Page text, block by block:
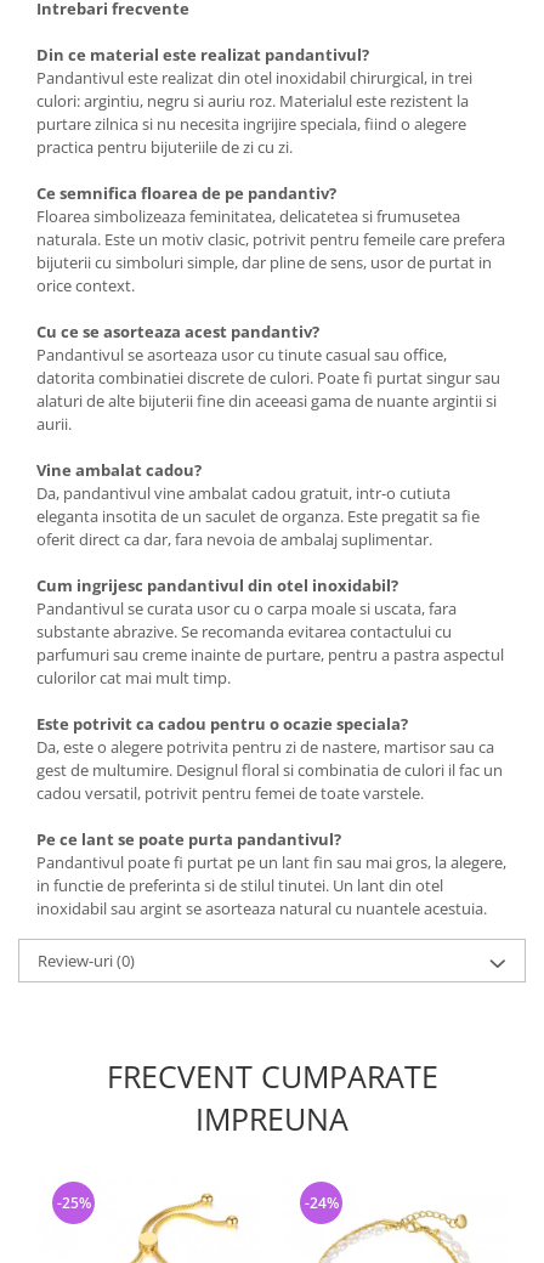
Intrebari frecvente
Din ce material este realizat pandantivul?
Pandantivul este realizat din otel inoxidabil chirurgical, in trei
culori: argintiu, negru si auriu roz. Materialul este rezistent la
purtare zilnica si nu necesita ingrijire speciala, fiind o alegere
practica pentru bijuteriile de zi cu zi.
Ce semnifica floarea de pe pandantiv?
Floarea simbolizeaza feminitatea, delicatetea si frumusetea
naturala. Este un motiv clasic, potrivit pentru femeile care prefera
bijuterii cu simboluri simple, dar pline de sens, usor de purtat in
orice context.
Cu ce se asorteaza acest pandantiv?
Pandantivul se asorteaza usor cu tinute casual sau office,
datorita combinatiei discrete de culori. Poate fi purtat singur sau
alaturi de alte bijuterii fine din aceeasi gama de nuante argintii si
aurii.
Vine ambalat cadou?
Da, pandantivul vine ambalat cadou gratuit, intr-o cutiuta
eleganta insotita de un saculet de organza. Este pregatit sa fie
oferit direct ca dar, fara nevoia de ambalaj suplimentar.
Cum ingrijesc pandantivul din otel inoxidabil?
Pandantivul se curata usor cu o carpa moale si uscata, fara
substante abrazive. Se recomanda evitarea contactului cu
parfumuri sau creme inainte de purtare, pentru a pastra aspectul
culorilor cat mai mult timp.
Este potrivit ca cadou pentru o ocazie speciala?
Da, este o alegere potrivita pentru zi de nastere, martisor sau ca
gest de multumire. Designul floral si combinatia de culori il fac un
cadou versatil, potrivit pentru femei de toate varstele.
Pe ce lant se poate purta pandantivul?
Pandantivul poate fi purtat pe un lant fin sau mai gros, la alegere,
in functie de preferinta si de stilul tinutei. Un lant din otel
inoxidabil sau argint se asorteaza natural cu nuantele acestuia.
Review-uri(0)
FRECVENT CUMPARATE
IMPREUNA
-25% -24%